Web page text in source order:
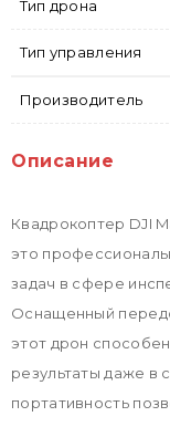
Тип дрона
Тип управления
Производитель
Описание
Квадрокоптер DJI
это
задач в сфере
Оснащенный
этот дрон
результаты даже в
портативность